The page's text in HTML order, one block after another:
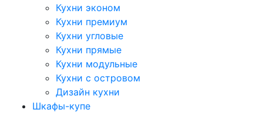
Кухни эконом
Кухни премиум
Кухни угловые
Кухни прямые
Кухни модульные
Кухни с островом
Дизайн кухни
Шкафы-купе